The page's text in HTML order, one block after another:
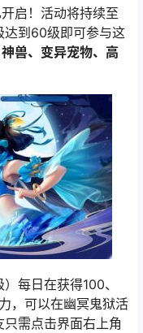
启！活动将持续至
达到60级即可参与这
兽、变异宠物、高
每日在获得100、
，可以在幽冥鬼狱活
需点击界面右上角